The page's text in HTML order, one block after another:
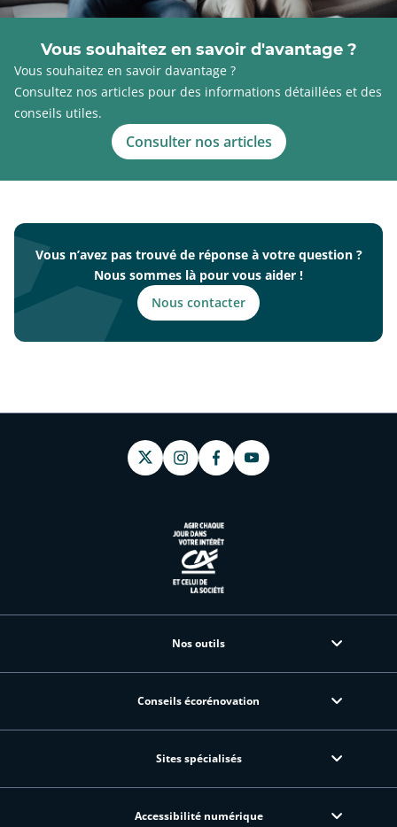
Vous souhaitez en savoir d'avantage ?
Vous souhaitez en savoir davantage ?
Consultez nos articles pour des informations détaillées et des
conseils utiles.
Consulter nos articles
Vous n’avez pas trouvé de réponse à votre question ?
Nous sommes là pour vous aider !
Nous contacter
Nos outils
Conseils écorénovation
Sites spécialisés
Accessibilité numérique